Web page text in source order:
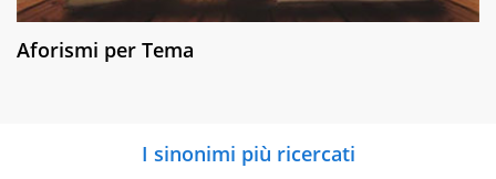
Aforismi per Tema
I sinonimi più ricercati